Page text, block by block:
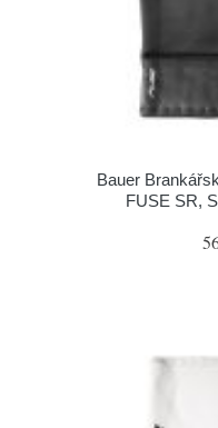
Bauer
FUSE SR,